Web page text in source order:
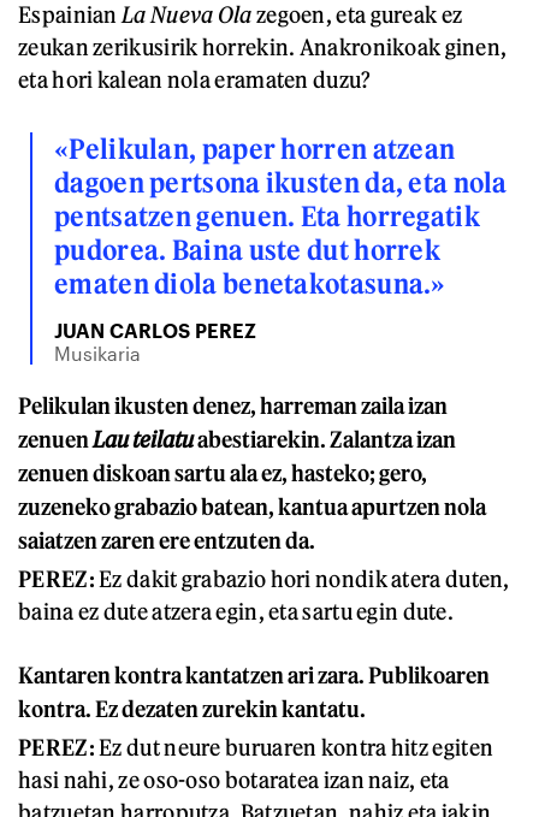
Espainian La Nueva Olazegoen, eta gureak ez
zeukan zerikusirik horrekin. Anakronikoak ginen,
eta hori kalean nola eramaten duzu?
«Pelikulan, paper horren atzean
dagoen pertsona ikusten da, eta nola
pentsatzen genuen. Eta horregatik
pudorea. Baina uste dut horrek
ematen diola benetakotasuna.»
JUAN CARLOS PEREZ
Musikaria
Pelikulan ikusten denez, harreman zaila izan
zenuenLau teilatuabestiarekin. Zalantza izan
zenuen diskoan sartu ala ez, hasteko; gero,
zuzeneko grabazio batean, kantua apurtzen nola
saiatzen zaren ere entzuten da.
PEREZ:Ez dakit grabazio hori nondik atera duten,
baina ez dute atzera egin, eta sartu egin dute.
Kantaren kontra kantatzen ari zara. Publikoaren
kontra. Ez dezaten zurekin kantatu.
PEREZ:Ez dut neure buruaren kontra hitz egiten
hasi nahi, ze oso-oso botaratea izan naiz, eta